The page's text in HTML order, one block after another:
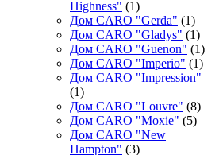
Highness" (1)
Дом CARO "Gerda" (1)
Дом CARO "Gladys" (1)
Дом CARO "Guenon" (1)
Дом CARO "Imperio" (1)
Дом CARO "Impression"
(1)
Дом CARO "Louvre" (8)
Дом CARO "Moxie" (5)
Дом CARO "New
Hampton" (3)